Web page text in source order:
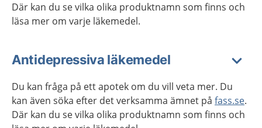
Där kan du se vilka olika produktnamn som finns och
läsa mer om varje läkemedel.
Antidepressiva läkemedel
Du kan fråga på ett apotek om du vill veta mer. Du
kan även söka efter det verksamma ämnet på fass.se.
Där kan du se vilka olika produktnamn som finns och